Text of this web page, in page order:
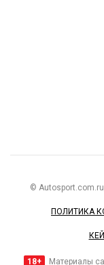
©
ПОЛИТИКА
18+ Материалы